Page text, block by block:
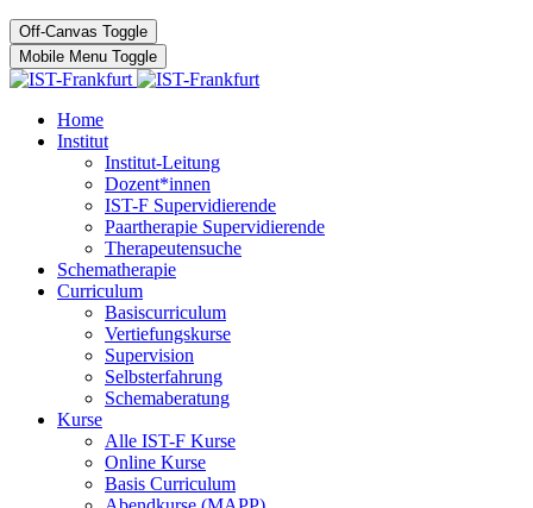
Off-Canvas Toggle
Mobile Menu Toggle
Home
Institut
Institut-Leitung
Dozent*innen
IST-F Supervidierende
Paartherapie Supervidierende
Therapeutensuche
Schematherapie
Curriculum
Basiscurriculum
Vertiefungskurse
Supervision
Selbsterfahrung
Schemaberatung
Kurse
Alle IST-F Kurse
Online Kurse
Basis Curriculum